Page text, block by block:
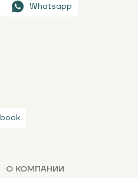
Whatsapp
О КОМПАНИИ